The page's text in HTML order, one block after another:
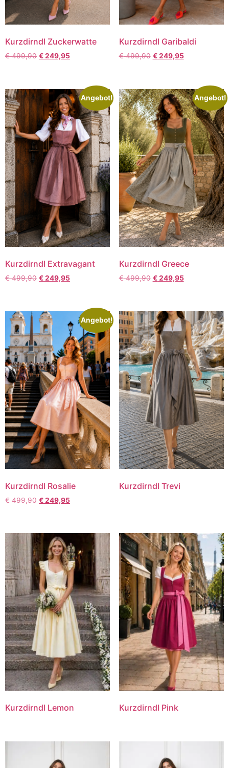
Kurzdirndl Zuckerwatte
€499,90 €249,95
Kurzdirndl Garibaldi
€499,90 €249,95
Angebot!
Kurzdirndl Extravagant
€499,90 €249,95
Angebot!
Kurzdirndl Greece
€499,90 €249,95
Angebot!
Kurzdirndl Rosalie
€499,90 €249,95
Kurzdirndl Trevi
Kurzdirndl Lemon Kurzdirndl Pink